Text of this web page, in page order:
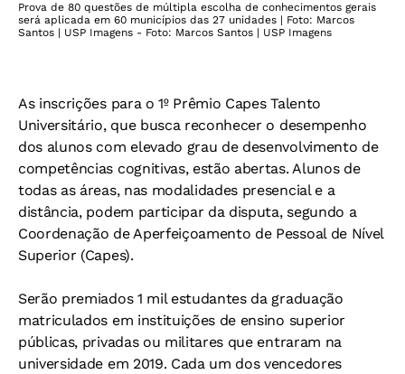
Prova de 80 questões de múltipla escolha de conhecimentos gerais
será aplicada em 60 municípios das 27 unidades | Foto: Marcos
Santos | USP Imagens - Foto: Marcos Santos | USP Imagens
As inscrições para o 1º Prêmio Capes Talento
Universitário, que busca reconhecer o desempenho
dos alunos com elevado grau de desenvolvimento de
competências cognitivas, estão abertas. Alunos de
todas as áreas, nas modalidades presencial e a
distância, podem participar da disputa, segundo a
Coordenação de Aperfeiçoamento de Pessoal de Nível
Superior (Capes).
Serão premiados 1 mil estudantes da graduação
matriculados em instituições de ensino superior
públicas, privadas ou militares que entraram na
universidade em 2019. Cada um dos vencedores